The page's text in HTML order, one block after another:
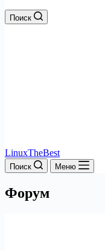
Поиск
LinuxTheBest
Поиск Меню
Форум